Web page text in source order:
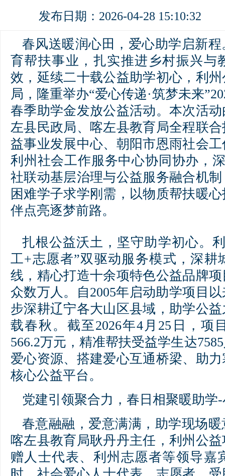
发布日期：2026-04-28 15:10:32
春风送暖润心田，爱心助学启新
育帮扶事业，扎实推进乡村振兴与
效，延续二十载公益助学初心，利
局，隆重举办“爱心传递·筑梦未来
春季助学金发放公益活动。本次活
左县民政局、喀左县教育局全程联
益事业发展中心、朝阳市恩雨社会
利州社会工作服务中心协同协办，
社联动基层治理与公益服务融合机
困难学子求学刚需，以物质帮扶暖
伴点亮逐梦前路。
扎根公益沃土，坚守助学初心。
工+志愿者”双驱动服务模式，深耕
线，精心打造十余项特色公益品牌
众数万人。自2005年启动助学项目
步深耕辽宁各大山区县域，助学公
载春秋。截至2026年4月25日，项
566.2万元，精准帮扶受益学生达
爱心资源、搭建爱心互通桥梁、助
核心公益平台。
党建引领聚合力，春日相聚暖助学
春意融融，爱意满满，助学现场
喀左县教育局耿丹丹主任，利州公
赠人士代表、利州志愿者等领导嘉